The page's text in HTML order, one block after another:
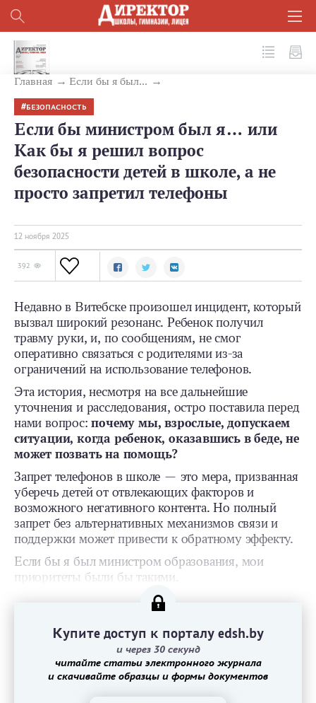
Главная Если бы я был...
БЕЗОПАСНОСТЬ
Если бы министром был я… или
Как бы я решил вопрос
безопасности детей в школе, а не
просто запретил телефоны
12 ноября 2025
392
Недавно в Витебске произошел инцидент, который
вызвал широкий резонанс. Ребенок получил
травму руки, и, по сообщениям, не смог
оперативно связаться с родителями из-за
ограничений на использование телефонов.
Эта история, несмотря на все дальнейшие
уточнения и расследования, остро поставила перед
нами вопрос:почему мы, взрослые, допускаем
ситуации, когда ребенок, оказавшись в беде, не
может позвать на помощь?
Запрет телефонов в школе — это мера, призванная
уберечь детей от отвлекающих факторов и
возможного негативного контента. Но полный
запрет без альтернативных механизмов связи и
поддержки может привести к обратному эффекту.
Если бы я был министром образования, мои
приоритеты были бы такими.
Купите доступ к порталу edsh.by
и через 30 секунд
читайте статьи электронного журнала
и скачивайте образцы и формы документов